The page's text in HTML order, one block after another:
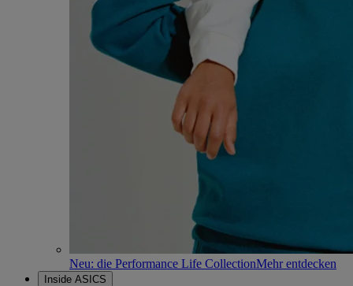
Neu: die Performance Life CollectionMehr entdecken
Inside ASICS